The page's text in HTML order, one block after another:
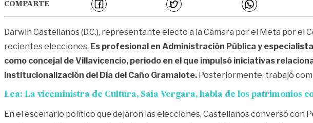
COMPARTE
Darwin Castellanos (D.C.), representante electo a la Cámara por el Meta por
recientes elecciones. Es profesional en Administración Pública y
como concejal de Villavicencio, periodo en el que impulsó iniciativas
institucionalización del Día del Caño Gramalote. Posteriormente, trabajó
Lea: La viceministra de Cultura, Saia Vergara, habla de los patrimonios
En el escenario político que dejaron las elecciones, Castellanos conversó con